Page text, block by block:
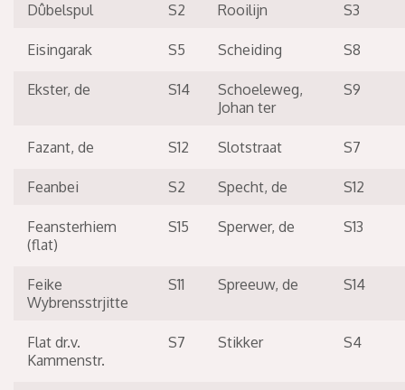
Dûbelspul S2 Rooilijn S3
Eisingarak S5 Scheiding S8
Ekster, de S14
Schoeleweg,
Johan ter
S9
Fazant, de S12 Slotstraat S7
Feanbei S2 Specht, de S12
Feansterhiem
(flat)
S15 Sperwer, de S13
Feike
Wybrensstrjitte
S11 Spreeuw, de S14
Flat dr.v.
Kammenstr.
S7 Stikker S4